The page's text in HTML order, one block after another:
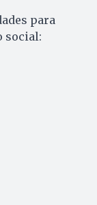
para
social: